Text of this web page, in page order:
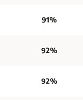
91%
92%
92%